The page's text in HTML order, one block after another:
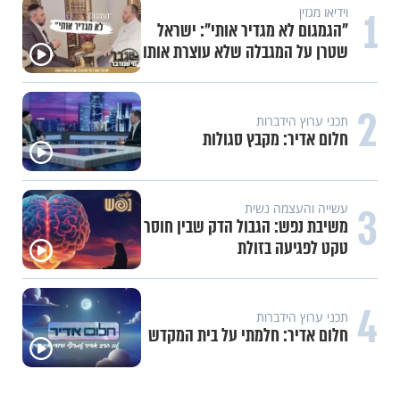
1 וידיאו מגזין
"הגמגום לא מגדיר אותי": ישראל
שטרן על המגבלה שלא עוצרת אותו
2 תכני ערוץ הידברות
חלום אדיר: מקבץ סגולות
3 עשייה והעצמה נשית
משיבת נפש: הגבול הדק שבין חוסר
טקט לפגיעה בזולת
4 תכני ערוץ הידברות
חלום אדיר: חלמתי על בית המקדש